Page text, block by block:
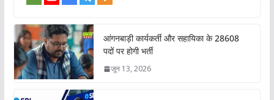
आंगनबाड़ी कार्यकर्ती और सहायिका के 28608
पदों पर होगी भर्ती
जून 13, 2026